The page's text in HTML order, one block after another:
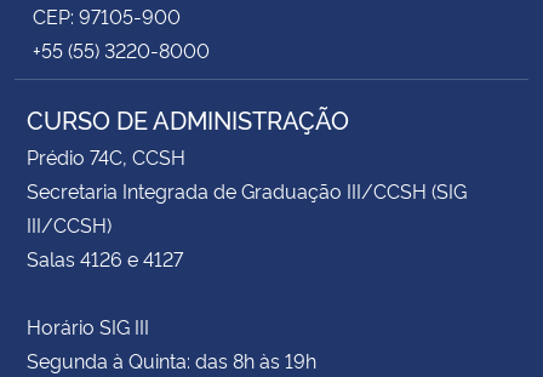
CEP: 97105-900
+55 (55) 3220-8000
CURSO DE ADMINISTRAÇÃO
Prédio 74C, CCSH
Secretaria Integrada de Graduação III/CCSH (SIG
III/CCSH)
Salas 4126 e 4127
Horário SIG III
Segunda à Quinta: das 8h às 19h